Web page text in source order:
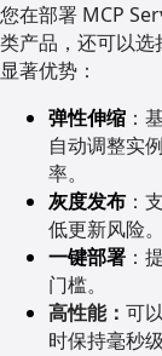
您在部署 MCP
类产品，还可以
显著优势：
弹性伸缩 ：
自动调整实
率。
灰度发布 ：
低更新风险。
一键部署 ：
门槛。
高性能： 可
时保持毫秒